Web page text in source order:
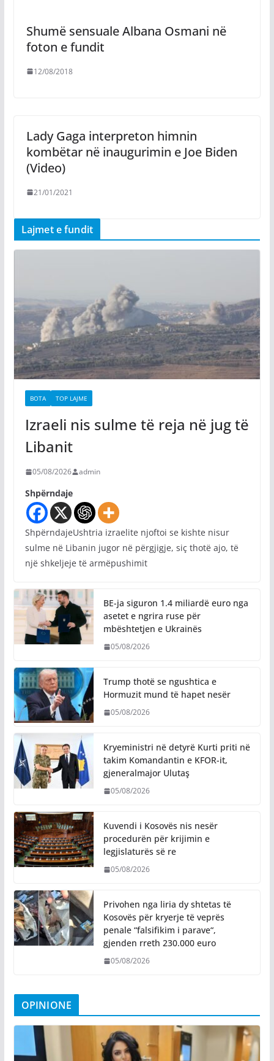
Shumë sensuale Albana Osmani në
foton e fundit
12/08/2018
Lady Gaga interpreton himnin
kombëtar në inaugurimin e Joe Biden
(Video)
21/01/2021
Lajmet e fundit
BOTA TOP LAJME
Izraeli nis sulme të reja në jug të
Libanit
05/08/2026 admin
Shpërndaje
ShpërndajeUshtria izraelite njoftoi se kishte nisur
sulme në Libanin jugor në përgjigje, siç thotë ajo, të
një shkeljeje të armëpushimit
BE-ja siguron 1.4 miliardë euro nga
asetet e ngrira ruse për
mbështetjen e Ukrainës
05/08/2026
Trump thotë se ngushtica e
Hormuzit mund të hapet nesër
05/08/2026
Kryeministri në detyrë Kurti priti në
takim Komandantin e KFOR-it,
gjeneralmajor Ulutaş
05/08/2026
Kuvendi i Kosovës nis nesër
procedurën për krijimin e
legjislaturës së re
05/08/2026
Privohen nga liria dy shtetas të
Kosovës për kryerje të veprës
penale “falsifikim i parave“,
gjenden rreth 230.000 euro
05/08/2026
OPINIONE